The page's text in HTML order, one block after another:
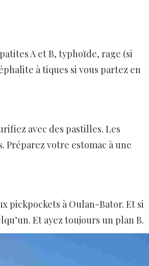
A et B, typhoïde, rage (si
à tiques si vous partez en
avec des pastilles. Les
Préparez votre estomac à une
pickpockets à Oulan-Bator. Et si
Et ayez toujours un plan B.